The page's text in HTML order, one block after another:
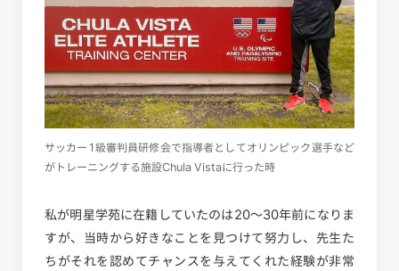
サッカー1級審判員研修会で指導者としてオリンピック選手など
がトレーニングする施設Chula Vistaに行った時
私が明星学苑に在籍していたのは20～30年前になりま
すが、当時から好きなことを見つけて努力し、先生た
ちがそれを認めてチャンスを与えてくれた経験が非常